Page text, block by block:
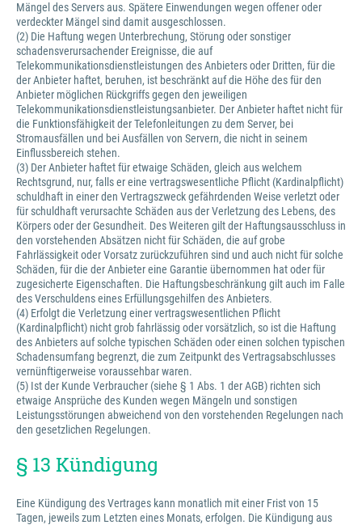
Mängel des Servers aus. Spätere Einwendungen wegen offener oder
verdeckter Mängel sind damit ausgeschlossen.
(2) Die Haftung wegen Unterbrechung, Störung oder sonstiger
schadensverursachender Ereignisse, die auf
Telekommunikationsdienstleistungen des Anbieters oder Dritten, für die
der Anbieter haftet, beruhen, ist beschränkt auf die Höhe des für den
Anbieter möglichen Rückgriffs gegen den jeweiligen
Telekommunikationsdienstleistungsanbieter. Der Anbieter haftet nicht für
die Funktionsfähigkeit der Telefonleitungen zu dem Server, bei
Stromausfällen und bei Ausfällen von Servern, die nicht in seinem
Einflussbereich stehen.
(3) Der Anbieter haftet für etwaige Schäden, gleich aus welchem
Rechtsgrund, nur, falls er eine vertragswesentliche Pflicht (Kardinalpflicht)
schuldhaft in einer den Vertragszweck gefährdenden Weise verletzt oder
für schuldhaft verursachte Schäden aus der Verletzung des Lebens, des
Körpers oder der Gesundheit. Des Weiteren gilt der Haftungsausschluss in
den vorstehenden Absätzen nicht für Schäden, die auf grobe
Fahrlässigkeit oder Vorsatz zurückzuführen sind und auch nicht für solche
Schäden, für die der Anbieter eine Garantie übernommen hat oder für
zugesicherte Eigenschaften. Die Haftungsbeschränkung gilt auch im Falle
des Verschuldens eines Erfüllungsgehilfen des Anbieters.
(4) Erfolgt die Verletzung einer vertragswesentlichen Pflicht
(Kardinalpflicht) nicht grob fahrlässig oder vorsätzlich, so ist die Haftung
des Anbieters auf solche typischen Schäden oder einen solchen typischen
Schadensumfang begrenzt, die zum Zeitpunkt des Vertragsabschlusses
vernünftigerweise voraussehbar waren.
(5) Ist der Kunde Verbraucher (siehe § 1 Abs. 1 der AGB) richten sich
etwaige Ansprüche des Kunden wegen Mängeln und sonstigen
Leistungsstörungen abweichend von den vorstehenden Regelungen nach
den gesetzlichen Regelungen.
§ 13 Kündigung
Eine Kündigung des Vertrages kann monatlich mit einer Frist von 15
Tagen, jeweils zum Letzten eines Monats, erfolgen. Die Kündigung aus